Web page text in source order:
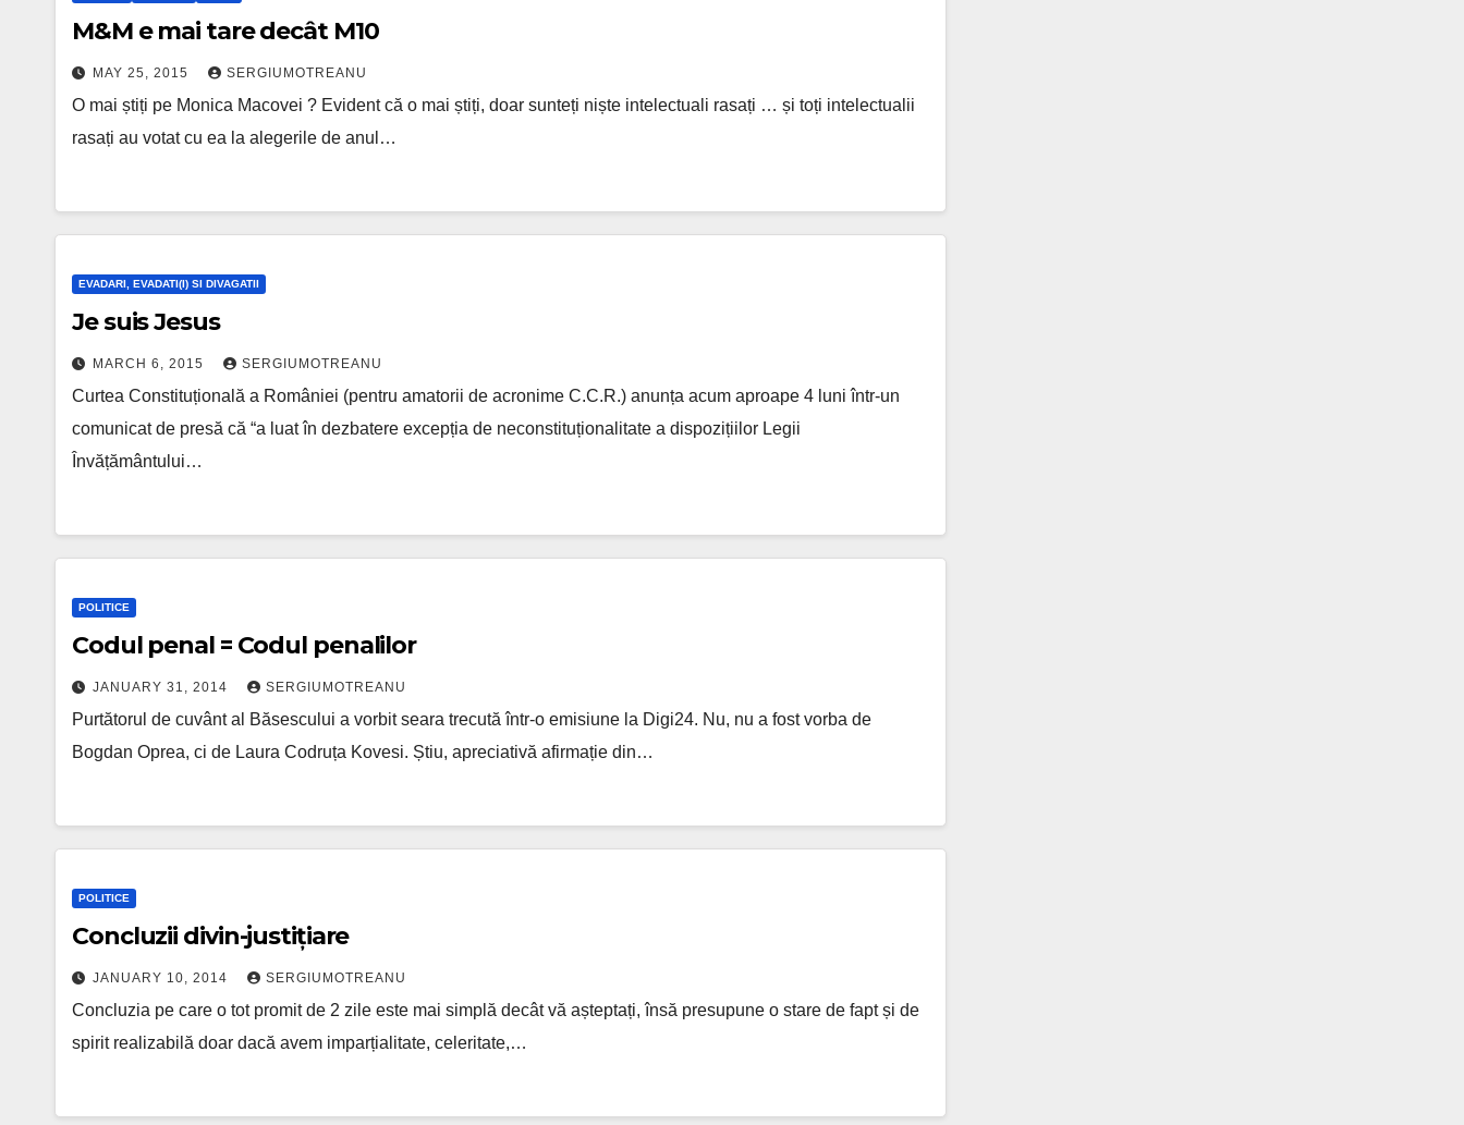
M&M e mai tare decât M10
MAY 25, 2015 SERGIUMOTREANU
O mai știți pe Monica Macovei ? Evident că o mai știți, doar sunteți niște intelectuali rasați … și toți intelectualii
rasați au votat cu ea la alegerile de anul…
EVADARI, EVADATI(I) SI DIVAGATII
Je suis Jesus
MARCH 6, 2015 SERGIUMOTREANU
Curtea Constituțională a României (pentru amatorii de acronime C.C.R.) anunța acum aproape 4 luni într-un
comunicat de presă că “a luat în dezbatere excepția de neconstituționalitate a dispozițiilor Legii
Învățământului…
POLITICE
Codul penal = Codul penalilor
JANUARY 31, 2014 SERGIUMOTREANU
Purtătorul de cuvânt al Băsescului a vorbit seara trecută într-o emisiune la Digi24. Nu, nu a fost vorba de
Bogdan Oprea, ci de Laura Codruța Kovesi. Știu, apreciativă afirmație din…
POLITICE
Concluzii divin-justițiare
JANUARY 10, 2014 SERGIUMOTREANU
Concluzia pe care o tot promit de 2 zile este mai simplă decât vă așteptați, însă presupune o stare de fapt și de
spirit realizabilă doar dacă avem imparțialitate, celeritate,…